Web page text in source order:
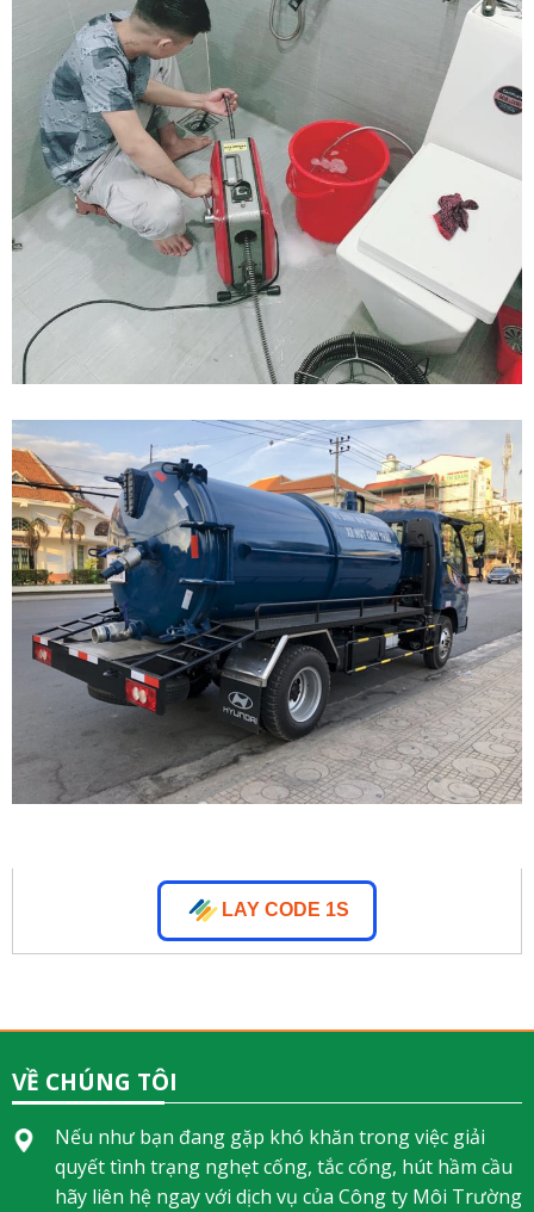
LAY CODE 1S
VỀ CHÚNG TÔI
Nếu như bạn đang gặp khó khăn trong việc giải
quyết tình trạng nghẹt cống, tắc cống, hút hầm cầu
hãy liên hệ ngay với dịch vụ của Công ty Môi Trường